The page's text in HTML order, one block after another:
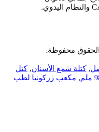
, كتلة شمع الأسنان, كتل
, مكعب زركونيا لطب